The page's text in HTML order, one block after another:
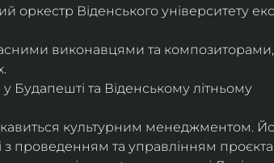
Віденського університету
виконавцями та композиторами,
Будапешті та Віденському літньому
культурним менеджментом.
з проведенням та управлінням